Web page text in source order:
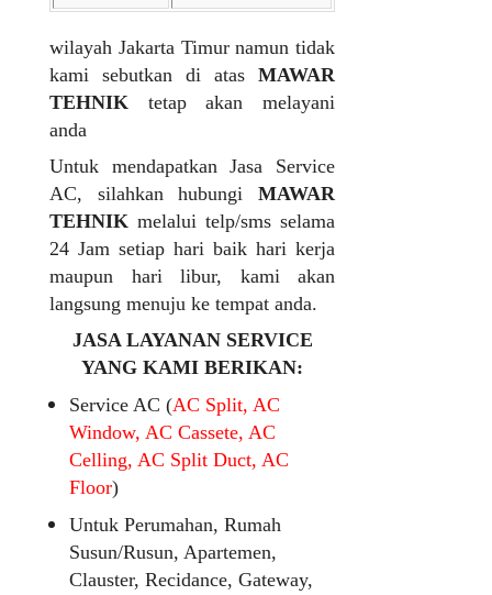
wilayah Jakarta Timur namun tidak
kami sebutkan di atas MAWAR
TEHNIK tetap akan melayani
anda
Untuk mendapatkan Jasa Service
AC, silahkan hubungi MAWAR
TEHNIK melalui telp/sms selama
24 Jam setiap hari baik hari kerja
maupun hari libur, kami akan
langsung menuju ke tempat anda.
JASA LAYANAN SERVICE
YANG KAMI BERIKAN:
Service AC (AC Split, AC
Window, AC Cassete, AC
Celling, AC Split Duct, AC
Floor)
Untuk Perumahan, Rumah
Susun/Rusun, Apartemen,
Clauster, Recidance, Gateway,